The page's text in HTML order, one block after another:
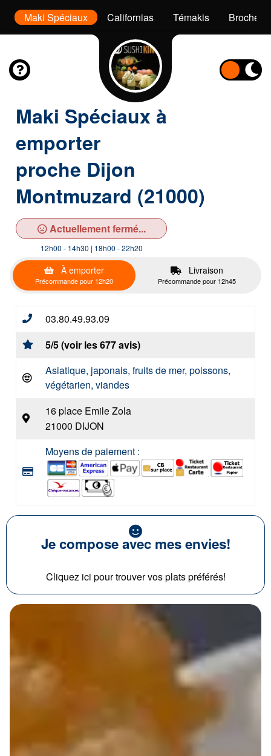
Maki Spéciaux Californias Témakis
Maki Spéciaux à
emporter
proche Dijon
Montmuzard (21000)
Actuellement fermé...
12h00 - 14h30 | 18h00 - 22h20
À emporter
Précommande pour 12h20
Livraison
Précommande pour 12h45
03.80.49.93.09
5/5 (voir les 677 avis)
Asiatique, japonais, fruits de mer, poissons,
végétarien, viandes
16 place Emile Zola
21000 DIJON
Moyens de paiement :
Je compose avec mes envies!
Cliquez ici pour trouver vos plats préférés!